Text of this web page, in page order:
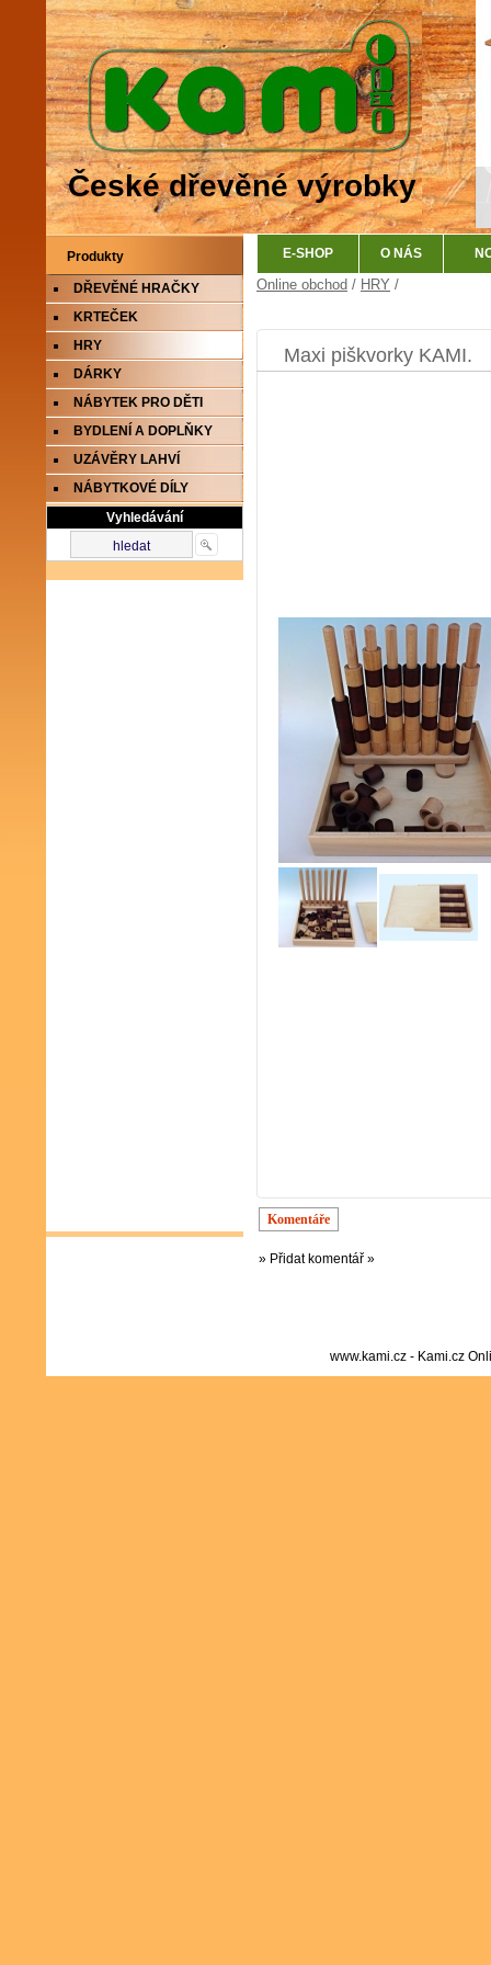
České dřevěné výrobky
Produkty
DŘEVĚNÉ HRAČKY
KRTEČEK
HRY
DÁRKY
NÁBYTEK PRO DĚTI
BYDLENÍ A DOPLŇKY
UZÁVĚRY LAHVÍ
NÁBYTKOVÉ DÍLY
Vyhledávání
E-SHOP O NÁS
Online obchod / HRY /
Maxi piškvorky KAMI.
Komentáře
» Přidat komentář »
www.kami.cz - Kami.cz